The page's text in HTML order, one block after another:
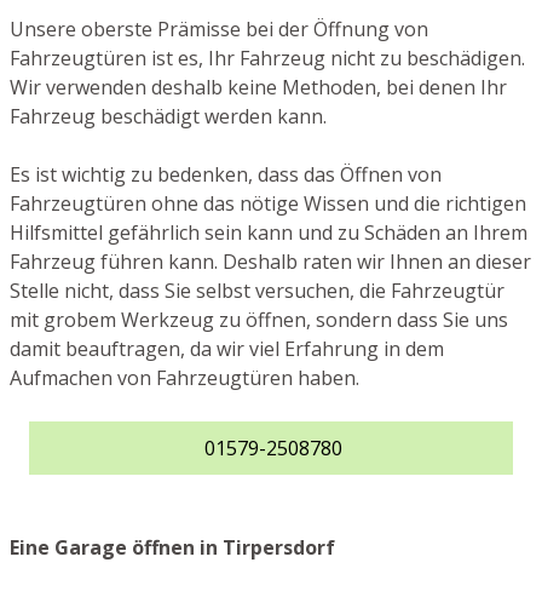
Unsere oberste Prämisse bei der Öffnung von
Fahrzeugtüren ist es, Ihr Fahrzeug nicht zu beschädigen.
Wir verwenden deshalb keine Methoden, bei denen Ihr
Fahrzeug beschädigt werden kann.
Es ist wichtig zu bedenken, dass das Öffnen von
Fahrzeugtüren ohne das nötige Wissen und die richtigen
Hilfsmittel gefährlich sein kann und zu Schäden an Ihrem
Fahrzeug führen kann. Deshalb raten wir Ihnen an dieser
Stelle nicht, dass Sie selbst versuchen, die Fahrzeugtür
mit grobem Werkzeug zu öffnen, sondern dass Sie uns
damit beauftragen, da wir viel Erfahrung in dem
Aufmachen von Fahrzeugtüren haben.
01579-2508780
Eine Garage öffnen in Tirpersdorf